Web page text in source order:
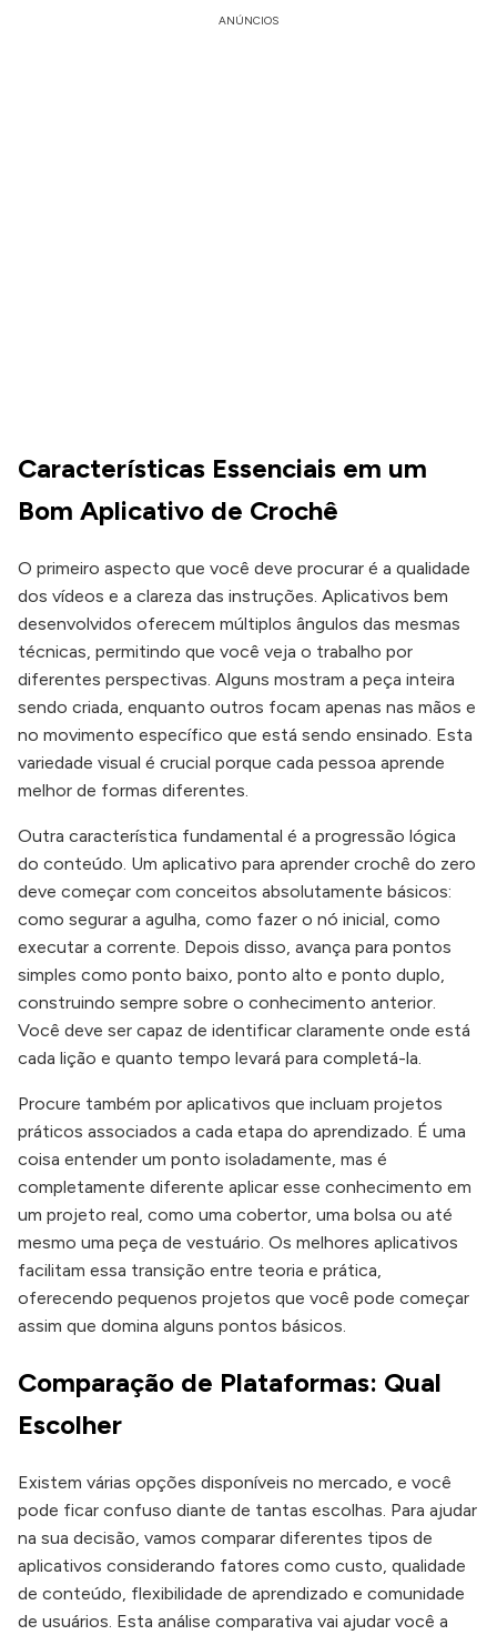
ANÚNCIOS
Características Essenciais em um
Bom Aplicativo de Crochê
O primeiro aspecto que você deve procurar é a qualidade
dos vídeos e a clareza das instruções. Aplicativos bem
desenvolvidos oferecem múltiplos ângulos das mesmas
técnicas, permitindo que você veja o trabalho por
diferentes perspectivas. Alguns mostram a peça inteira
sendo criada, enquanto outros focam apenas nas mãos e
no movimento específico que está sendo ensinado. Esta
variedade visual é crucial porque cada pessoa aprende
melhor de formas diferentes.
Outra característica fundamental é a progressão lógica
do conteúdo. Um aplicativo para aprender crochê do zero
deve começar com conceitos absolutamente básicos:
como segurar a agulha, como fazer o nó inicial, como
executar a corrente. Depois disso, avança para pontos
simples como ponto baixo, ponto alto e ponto duplo,
construindo sempre sobre o conhecimento anterior.
Você deve ser capaz de identificar claramente onde está
cada lição e quanto tempo levará para completá-la.
Procure também por aplicativos que incluam projetos
práticos associados a cada etapa do aprendizado. É uma
coisa entender um ponto isoladamente, mas é
completamente diferente aplicar esse conhecimento em
um projeto real, como uma cobertor, uma bolsa ou até
mesmo uma peça de vestuário. Os melhores aplicativos
facilitam essa transição entre teoria e prática,
oferecendo pequenos projetos que você pode começar
assim que domina alguns pontos básicos.
Comparação de Plataformas: Qual
Escolher
Existem várias opções disponíveis no mercado, e você
pode ficar confuso diante de tantas escolhas. Para ajudar
na sua decisão, vamos comparar diferentes tipos de
aplicativos considerando fatores como custo, qualidade
de conteúdo, flexibilidade de aprendizado e comunidade
de usuários. Esta análise comparativa vai ajudar você a